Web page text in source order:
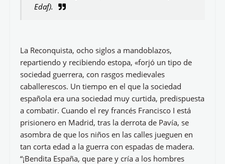
Edaf).
La Reconquista, ocho siglos a mandoblazos,
repartiendo y recibiendo estopa, «forjó un tipo de
sociedad guerrera, con rasgos medievales
caballerescos. Un tiempo en el que la sociedad
española era una sociedad muy curtida, predispuesta
a combatir. Cuando el rey francés Francisco I está
prisionero en Madrid, tras la derrota de Pavía, se
asombra de que los niños en las calles jueguen en
tan corta edad a la guerra con espadas de madera.
“¡Bendita España, que pare y cría a los hombres